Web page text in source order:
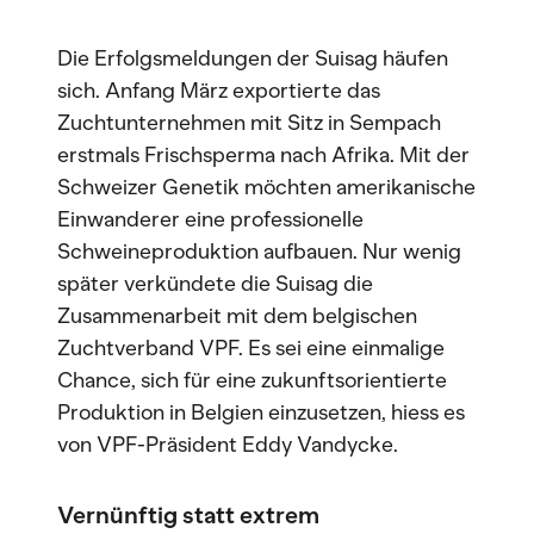
Die Erfolgsmeldungen der Suisag häufen
sich. Anfang März exportierte das
Zuchtunternehmen mit Sitz in Sempach
erstmals Frischsperma nach Afrika. Mit der
Schweizer Genetik möchten amerikanische
Einwanderer eine professionelle
Schweineproduktion aufbauen. Nur wenig
später verkündete die Suisag die
Zusammenarbeit mit dem belgischen
Zuchtverband VPF. Es sei eine einmalige
Chance, sich für eine zukunftsorientierte
Produktion in Belgien einzusetzen, hiess es
von VPF-Präsident Eddy Vandycke.
Vernünftig statt extrem